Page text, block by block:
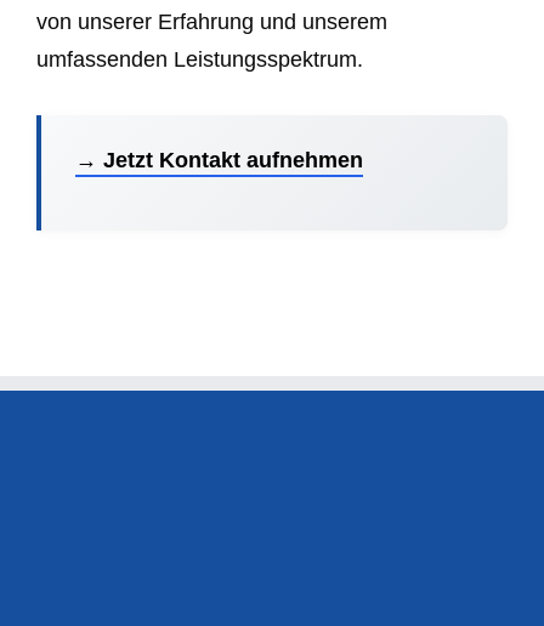
von unserer Erfahrung und unserem
umfassenden Leistungsspektrum.
→ Jetzt Kontakt aufnehmen